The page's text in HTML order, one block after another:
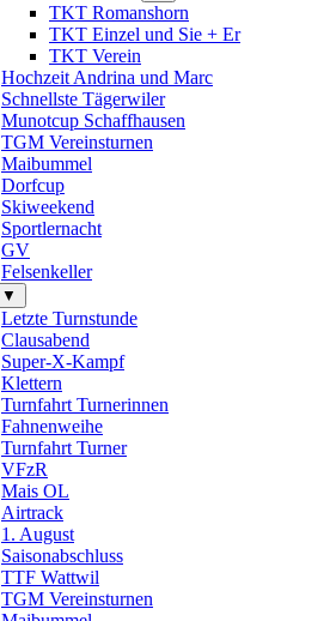
TKT Romanshorn
TKT Einzel und Sie + Er
TKT Verein
Hochzeit Andrina und Marc
Schnellste Tägerwiler
Munotcup Schaffhausen
TGM Vereinsturnen
Maibummel
Dorfcup
Skiweekend
Sportlernacht
GV
Felsenkeller
▼
Letzte Turnstunde
Clausabend
Super-X-Kampf
Klettern
Turnfahrt Turnerinnen
Fahnenweihe
Turnfahrt Turner
VFzR
Mais OL
Airtrack
1. August
Saisonabschluss
TTF Wattwil
TGM Vereinsturnen